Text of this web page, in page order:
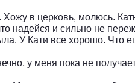
в церковь, молюсь.
надейся и сильно не
У Кати все хорошо. Что
у меня пока не